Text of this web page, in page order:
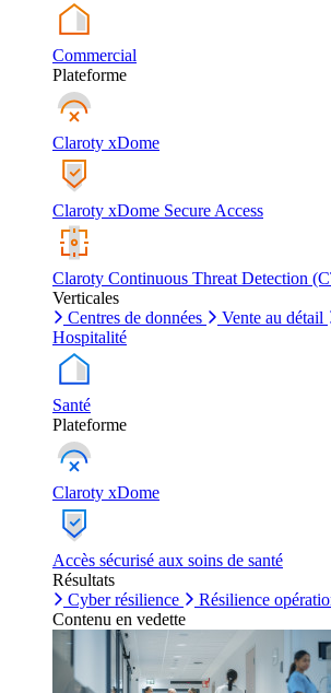
Commercial
Plateforme
Claroty xDome
Claroty xDome Secure Access
Claroty Continuous Threat Detection
Verticales
Centres de données
Vente au détail
Hospitalité
Santé
Plateforme
Claroty xDome
Accès sécurisé aux soins de santé
Résultats
Cyber résilience
Résilience
Contenu en vedette